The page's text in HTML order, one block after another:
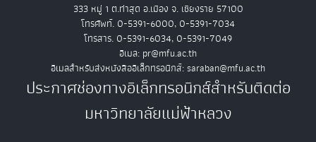
333 หมู่ 1 ต.ท่าสุด อ.เมือง จ. เชียงราย 57100
โทรศัพท์. 0-5391-6000, 0-5391-7034
โทรสาร. 0-5391-6034, 0-5391-7049
อีเมล: pr@mfu.ac.th
อีเมลสำหรับส่งหนังสืออิเล็กทรอนิกส์: saraban@mfu.ac.th
ประกาศช่องทางอิเล็กทรอนิกส์สำหรับติดต่อ
มหาวิทยาลัยแม่ฟ้าหลวง